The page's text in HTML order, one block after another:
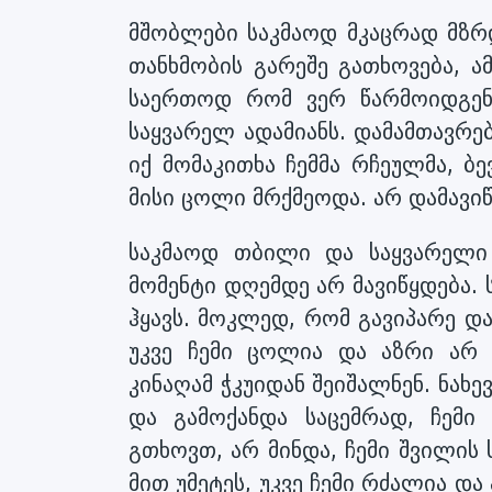
მშობლები საკმაოდ მკაცრად
თანხმობის გარეშე გათხოვება,
საერთოდ რომ ვერ
საყვარელ ადამიანს.
იქ მომაკითხა ჩემმა რჩეულმა,
მისი ცოლი მრქმეოდა. არ
საკმაოდ თბილი და
მომენტი დღემდე არ
ჰყავს. მოკლედ, რომ გავიპარე
უკვე ჩემი ცოლია და აზრი არ
კინაღამ ჭკუიდან შეიშალნენ.
და გამოქანდა საცემრად,
გთხოვთ, არ მინდა, ჩემი შვილის
მით უმეტეს, უკვე ჩემი რძალია